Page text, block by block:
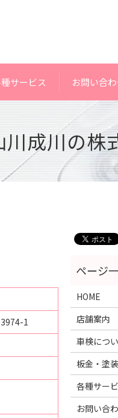
サービス お問い合
成川の株
1
HOME
店舗案内
車検につ
板金・塗装
各種サー
お問い合